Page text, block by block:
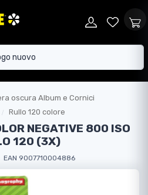
oscura Album e Cornici
Rullo 120 colore
NEGATIVE 800 ISO
120 (3X)
EAN 9007710004886